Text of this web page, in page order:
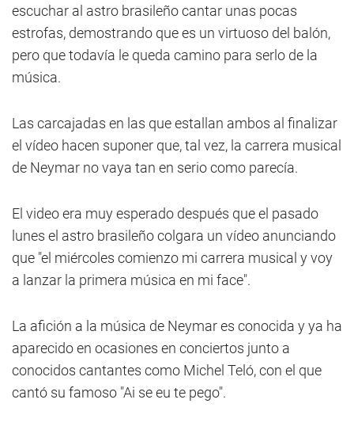
escuchar al astro brasileño cantar unas pocas
estrofas, demostrando que es un virtuoso del balón,
pero que todavía le queda camino para serlo de la
música.
Las carcajadas en las que estallan ambos al finalizar
el vídeo hacen suponer que, tal vez, la carrera musical
de Neymar no vaya tan en serio como parecía.
El video era muy esperado después que el pasado
lunes el astro brasileño colgara un vídeo anunciando
que "el miércoles comienzo mi carrera musical y voy
a lanzar la primera música en mi face".
La afición a la música de Neymar es conocida y ya ha
aparecido en ocasiones en conciertos junto a
conocidos cantantes como Michel Teló, con el que
cantó su famoso "Ai se eu te pego".